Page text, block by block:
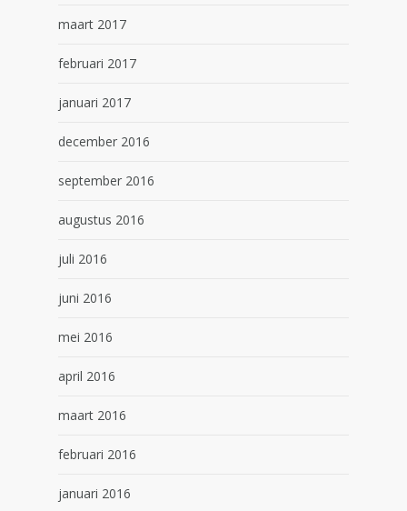
maart 2017
februari 2017
januari 2017
december 2016
september 2016
augustus 2016
juli 2016
juni 2016
mei 2016
april 2016
maart 2016
februari 2016
januari 2016